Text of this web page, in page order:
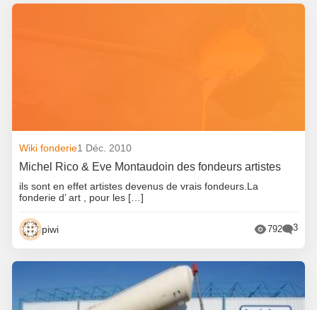
Wiki fonderie1 Déc. 2010
Michel Rico & Eve Montaudoin des fondeurs artistes
ils sont en effet artistes devenus de vrais fondeurs.La
fonderie d’ art , pour les […]
piwi 792 3